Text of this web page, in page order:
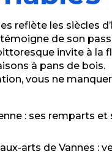
reflète les siècles
de son
invite à la
à pans de bois.
vous ne
: ses remparts et
arts de Vannes :